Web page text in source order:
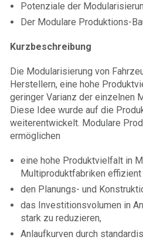
Potenziale der
Der Modulare Produktions-
Kurzbeschreibung
Die Modularisierung von
Herstellern, eine hohe
geringer Varianz der einzelnen
Diese Idee wurde auf die
weiterentwickelt. Modulare
ermöglichen
eine hohe Produktvielfalt in
Multiproduktfabriken
den Planungs- und
das Investitionsvolumen in
stark zu reduzieren,
Anlaufkurven durch